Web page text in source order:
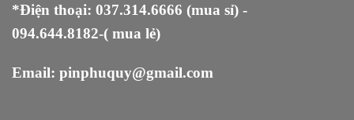
*Điện thoại: 037.314.6666 (mua sỉ) -
094.644.8182-( mua lẻ)
Email: pinphuquy@gmail.com